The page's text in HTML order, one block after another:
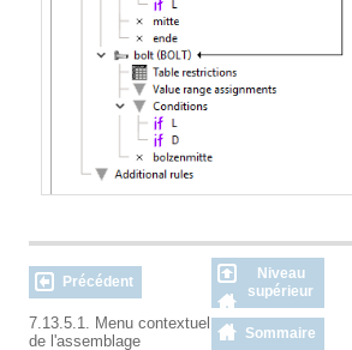
Précédent
Niveau
supérieur
7.13.5.1. Menu contextuel
de l'assemblage
Sommaire